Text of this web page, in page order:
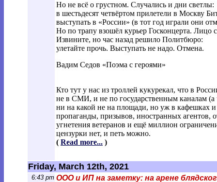
Но не всё о грустном. Случались и дни светлы:
в шестьдесят четвёртом прилетели в Москву
выступать в «России» (в тот год играли они
Но по трапу взошёл курьер Госконцерта. Лицо
Извините, но час назад решило Политбюро:
улетайте прочь. Выступать не надо. Отмена.
Вадим Седов «Поэма с героями»
Кто тут у нас из троллей кукурекал, что в
не в СМИ, и не по государственным каналам
ни на какой не на площади, но уж в кафешках
пропаганды, призывов, иностранных агентов,
угнетения ветеранов и ещё миллион
цензурки нет, и петь можно.
( Read more... )
Friday, March 12th, 2021
6:43 pm ООО и ИП на заметку: на арене